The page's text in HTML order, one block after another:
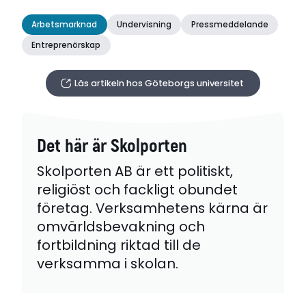
Arbetsmarknad Undervisning
Pressmeddelande
Entreprenörskap
Läs artikeln hos Göteborgs universitet
Det här är Skolporten
Skolporten AB är ett politiskt,
religiöst och fackligt obundet
företag. Verksamhetens kärna är
omvärldsbevakning och
fortbildning riktad till de
verksamma i skolan.